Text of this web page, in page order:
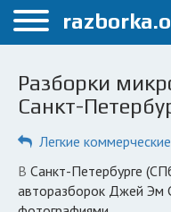
Санкт-Петербург
Каталог разборок
Автосервисы
Разборки
Санкт-
Легкие коммерческие
в Санкт-Петербурге (СПб) зарегистрировано 16
авторазборок Джей Эм